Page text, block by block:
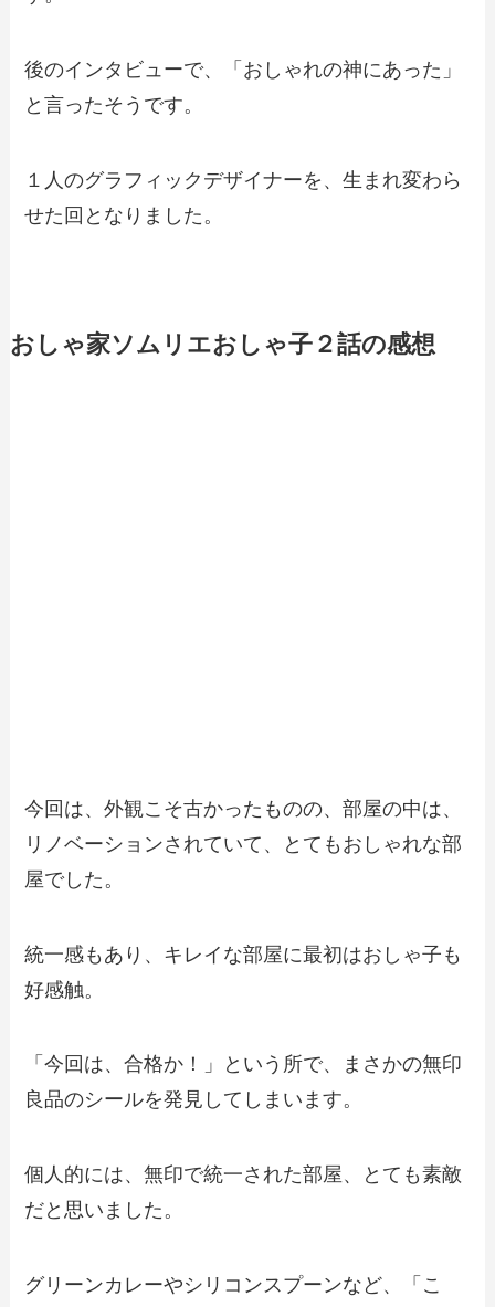
後のインタビューで、「おしゃれの神にあった」
と言ったそうです。
１人のグラフィックデザイナーを、生まれ変わら
せた回となりました。
おしゃ家ソムリエおしゃ子２話の感想
今回は、外観こそ古かったものの、部屋の中は、
リノベーションされていて、とてもおしゃれな部
屋でした。
統一感もあり、キレイな部屋に最初はおしゃ子も
好感触。
「今回は、合格か！」という所で、まさかの無印
良品のシールを発見してしまいます。
個人的には、無印で統一された部屋、とても素敵
だと思いました。
グリーンカレーやシリコンスプーンなど、「こ